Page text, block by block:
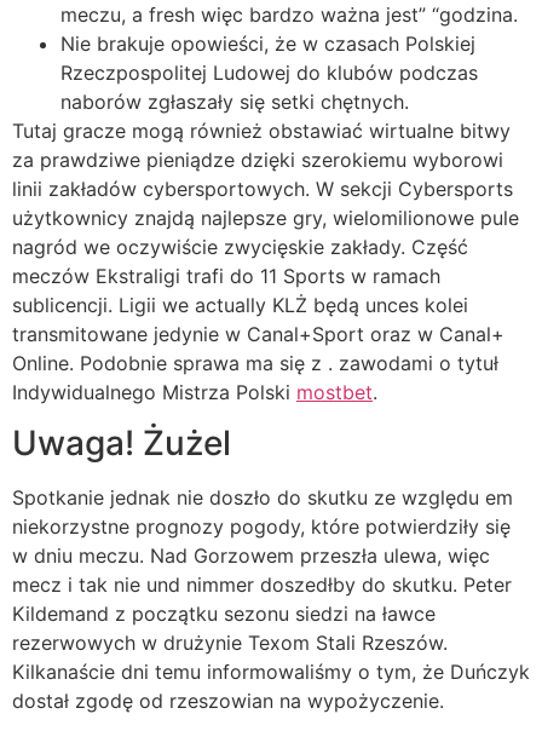
meczu, a fresh więc bardzo ważna jest” “godzina.
Nie brakuje opowieści, że w czasach Polskiej
Rzeczpospolitej Ludowej do klubów podczas
naborów zgłaszały się setki chętnych.
Tutaj gracze mogą również obstawiać wirtualne bitwy
za prawdziwe pieniądze dzięki szerokiemu wyborowi
linii zakładów cybersportowych. W sekcji Cybersports
użytkownicy znajdą najlepsze gry, wielomilionowe pule
nagród we oczywiście zwycięskie zakłady. Część
meczów Ekstraligi trafi do 11 Sports w ramach
sublicencji. Ligii we actually KLŻ będą unces kolei
transmitowane jedynie w Canal+Sport oraz w Canal+
Online. Podobnie sprawa ma się z . zawodami o tytuł
Indywidualnego Mistrza Polski mostbet.
Uwaga! Żużel
Spotkanie jednak nie doszło do skutku ze względu em
niekorzystne prognozy pogody, które potwierdziły się
w dniu meczu. Nad Gorzowem przeszła ulewa, więc
mecz i tak nie und nimmer doszedłby do skutku. Peter
Kildemand z początku sezonu siedzi na ławce
rezerwowych w drużynie Texom Stali Rzeszów.
Kilkanaście dni temu informowaliśmy o tym, że Duńczyk
dostał zgodę od rzeszowian na wypożyczenie.